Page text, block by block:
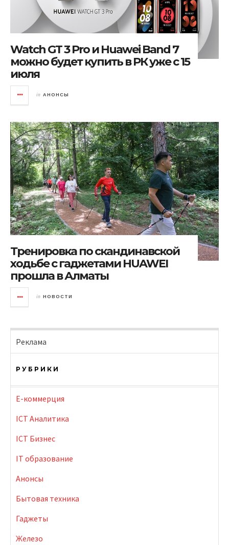
Watch GT 3 Pro и Huawei Band 7
можно будет купить в РК уже с 15
июля
in АНОНСЫ
Тренировка по скандинавской
ходьбе с гаджетами HUAWEI
прошла в Алматы
in НОВОСТИ
Реклама
РУБРИКИ
E-коммерция
ICT Аналитика
ICT Бизнес
IT образование
Анонсы
Бытовая техника
Гаджеты
Железо